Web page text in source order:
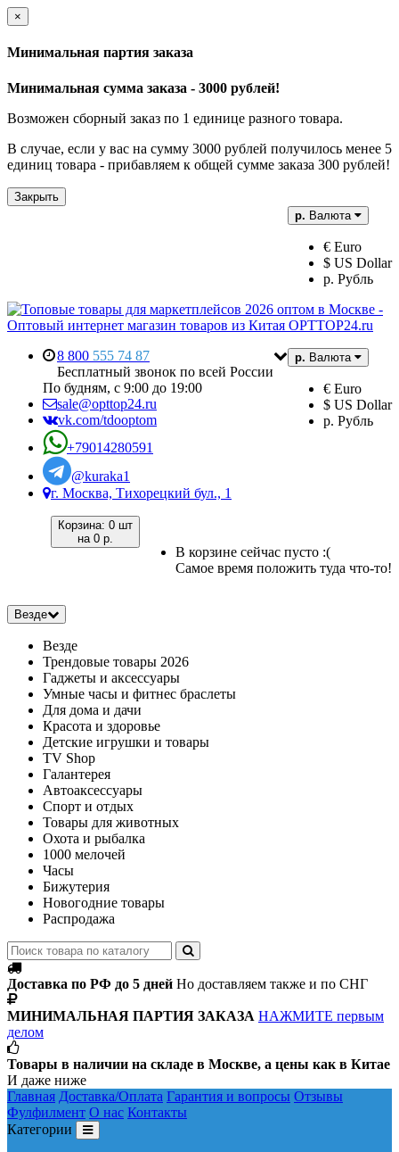
×
Минимальная партия заказа
Минимальная сумма заказа - 3000 рублей!
Возможен сборный заказ по 1 единице разного товара.
В случае, если у вас на сумму 3000 рублей получилось менее 5
единиц товара - прибавляем к общей сумме заказа 300 рублей!
Закрыть
р. Валюта
€ Euro
$ US Dollar
р. Рубль
р. Валюта
€ Euro
$ US Dollar
р. Рубль
8 800 555 74 87
Бесплатный звонок по всей России
По будням, с 9:00 до 19:00
sale@opttop24.ru
vk.com/tdooptom
+79014280591
@kuraka1
г. Москва, Тихорецкий бул., 1
Корзина: 0 шт
на 0 р.
В корзине сейчас пусто :(
Самое время положить туда что-то!
Везде
Везде
Трендовые товары 2026
Гаджеты и аксессуары
Умные часы и фитнес браслеты
Для дома и дачи
Красота и здоровье
Детские игрушки и товары
TV Shop
Галантерея
Автоаксессуары
Спорт и отдых
Товары для животных
Охота и рыбалка
1000 мелочей
Часы
Бижутерия
Новогодние товары
Распродажа
Доставка по РФ до 5 дней Но доставляем также и по СНГ
МИНИМАЛЬНАЯ ПАРТИЯ ЗАКАЗА НАЖМИТЕ первым
делом
Товары в наличии на складе в Москве, а цены как в Китае
И даже ниже
Главная Доставка/Оплата Гарантия и вопросы Отзывы
Фулфилмент О нас Контакты
Категории